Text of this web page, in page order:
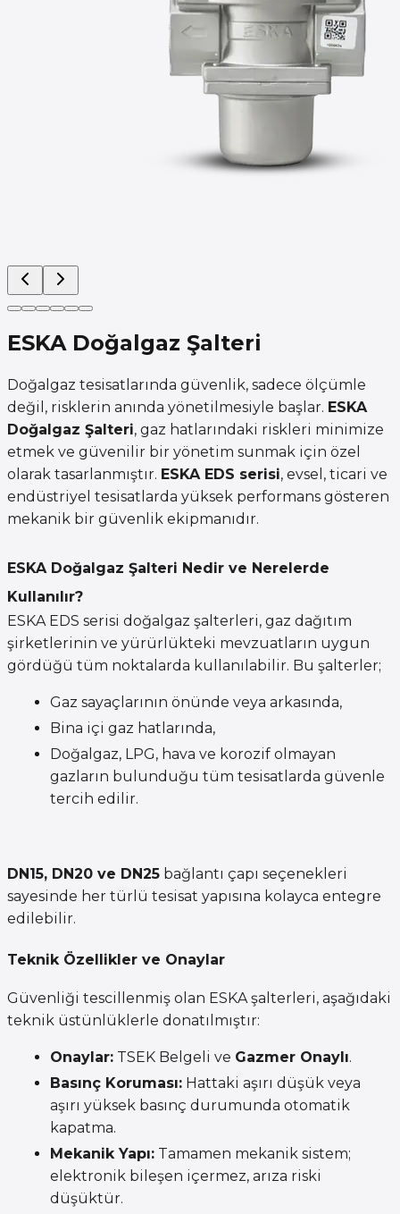
ESKA Doğalgaz Şalteri
Doğalgaz tesisatlarında güvenlik, sadece ölçümle
değil, risklerin anında yönetilmesiyle başlar. ESKA
Doğalgaz Şalteri, gaz hatlarındaki riskleri minimize
etmek ve güvenilir bir yönetim sunmak için özel
olarak tasarlanmıştır. ESKA EDS serisi, evsel, ticari ve
endüstriyel tesisatlarda yüksek performans gösteren
mekanik bir güvenlik ekipmanıdır.
ESKA Doğalgaz Şalteri Nedir ve Nerelerde
Kullanılır?
ESKA EDS serisi doğalgaz şalterleri, gaz dağıtım
şirketlerinin ve yürürlükteki mevzuatların uygun
gördüğü tüm noktalarda kullanılabilir. Bu şalterler;
Gaz sayaçlarının önünde veya arkasında,
Bina içi gaz hatlarında,
Doğalgaz, LPG, hava ve korozif olmayan
gazların bulunduğu tüm tesisatlarda güvenle
tercih edilir.
DN15, DN20 ve DN25 bağlantı çapı seçenekleri
sayesinde her türlü tesisat yapısına kolayca entegre
edilebilir.
Teknik Özellikler ve Onaylar
Güvenliği tescillenmiş olan ESKA şalterleri, aşağıdaki
teknik üstünlüklerle donatılmıştır:
Onaylar: TSEK Belgeli ve Gazmer Onaylı.
Basınç Koruması: Hattaki aşırı düşük veya
aşırı yüksek basınç durumunda otomatik
kapatma.
Mekanik Yapı: Tamamen mekanik sistem;
elektronik bileşen içermez, arıza riski
düşüktür.